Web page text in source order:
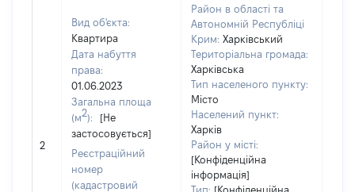
2
Вид об'єкта:
Квартира
Дата набуття
права:
01.06.2023
Загальна площа
(м2):
[Не
застосовується]
Реєстраційний
номер
(кадастровий
Район в області та
Автономній Республіці
Крим: Харківський
Територіальна громада:
Харківська
Тип населеного пункту:
Місто
Населений пункт:
Харків
Район у місті:
[Конфіденційна
інформація]
Тип: [Конфіденційна